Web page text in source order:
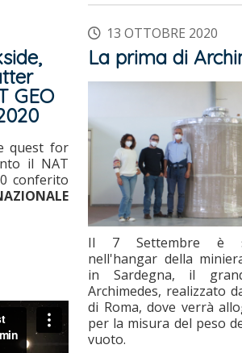
GEO
quest for
il NAT
conferito
13 OTTOBRE 2020
La prima di
Il 7 Settembre è
nell'hangar della
in Sardegna, il
Archimedes, realizzato
di Roma, dove verrà
per la misura del peso
vuoto.